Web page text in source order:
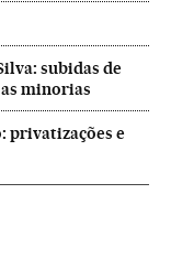
subidas de
minorias
privatizações e